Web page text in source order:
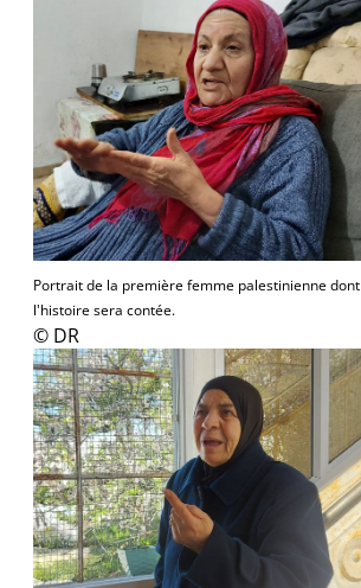
Portrait de la première femme palestinienne dont
l'histoire sera contée.
© DR